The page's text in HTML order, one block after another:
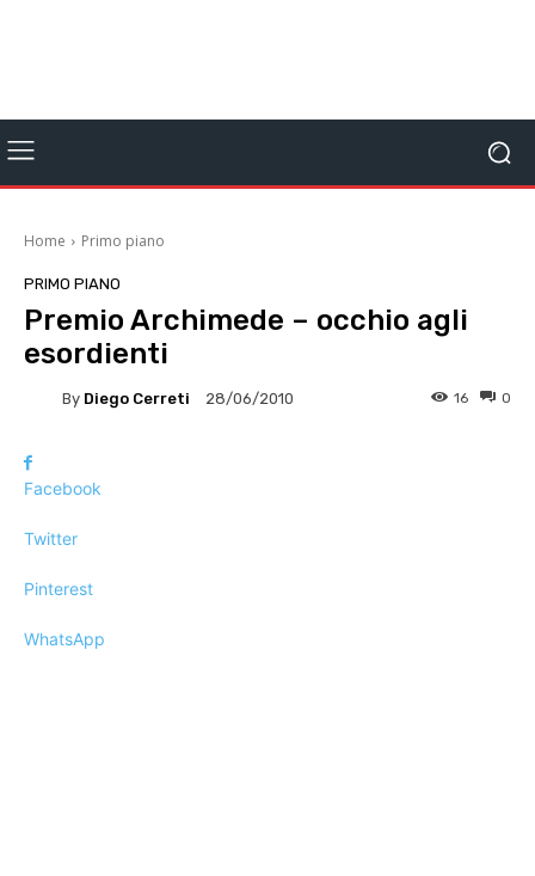
Home Primo piano
PRIMO PIANO
Premio Archimede – occhio agli
esordienti
By Diego Cerreti 28/06/2010 0
16
Facebook
Twitter
Pinterest
WhatsApp